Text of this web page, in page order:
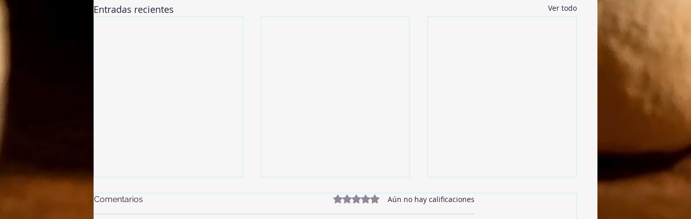
Entradas recientes Ver todo
Comentarios Obtuvo 0 de 5 estrellas.
Aún no hay calificaciones